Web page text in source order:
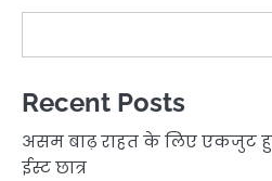
Recent Posts
असम बाढ़ राहत के लिए एकजुट
ईस्ट छात्र